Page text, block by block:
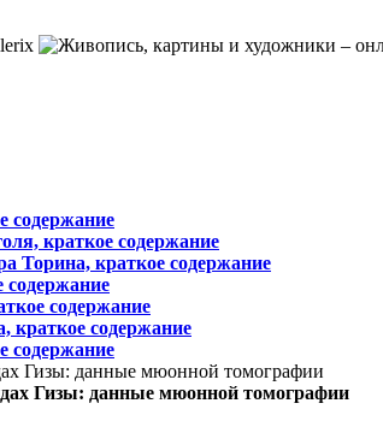
содержание
краткое содержание
Торина, краткое содержание
содержание
содержание
краткое содержание
содержание
Гизы: данные мюонной томографии